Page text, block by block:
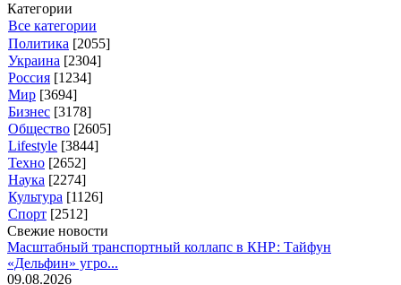
Категории
Все категории
Политика [2055]
Украина [2304]
Россия [1234]
Мир [3694]
Бизнес [3178]
Общество [2605]
Lifestyle [3844]
Техно [2652]
Наука [2274]
Культура [1126]
Спорт [2512]
Свежие новости
Масштабный транспортный коллапс в КНР: Тайфун
«Дельфин» угро...
09.08.2026